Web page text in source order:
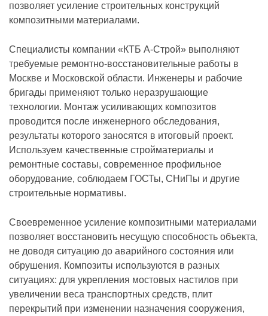
позволяет усиление строительных конструкций
композитными материалами.
Специалисты компании «КТБ А-Строй» выполняют
требуемые ремонтно-восстановительные работы в
Москве и Московской области. Инженеры и рабочие
бригады применяют только неразрушающие
технологии. Монтаж усиливающих композитов
проводится после инженерного обследования,
результаты которого заносятся в итоговый проект.
Используем качественные стройматериалы и
ремонтные составы, современное профильное
оборудование, соблюдаем ГОСТы, СНиПы и другие
строительные нормативы.
Своевременное усиление композитными материалами
позволяет восстановить несущую способность объекта,
не доводя ситуацию до аварийного состояния или
обрушения. Композиты используются в разных
ситуациях: для укрепления мостовых настилов при
увеличении веса транспортных средств, плит
перекрытий при изменении назначения сооружения,